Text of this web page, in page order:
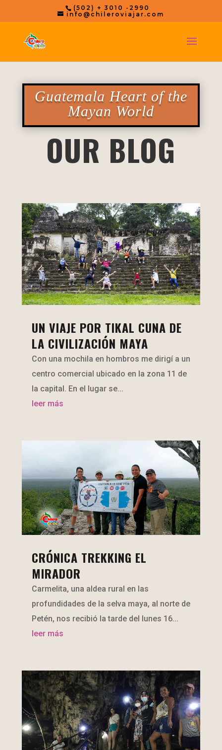
(502) + 3010 -2990
info@chileroviajar.com
Guatemala Heart of the
Mayan World
OUR BLOG
UN VIAJE POR TIKAL CUNA DE
LA CIVILIZACIÓN MAYA
Con una mochila en hombros me dirigí a un
centro comercial ubicado en la zona 11 de
la capital. En el lugar se...
leer más
CRÓNICA TREKKING EL
MIRADOR
Carmelita, una aldea rural en las
profundidades de la selva maya, al norte de
Petén, nos recibió la tarde del lunes 16...
leer más